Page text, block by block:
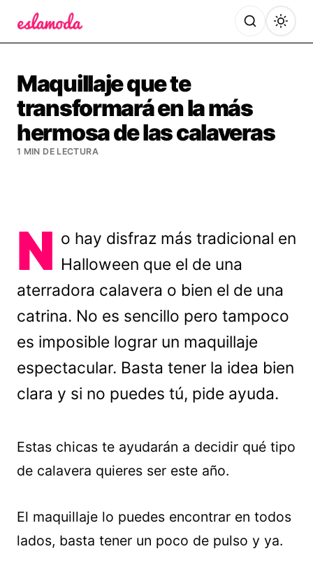
Maquillaje que te
transformará en la más
hermosa de las calaveras
1 MIN DE LECTURA
N o hay disfraz más tradicional en
Halloween que el de una
aterradora calavera o bien el de una
catrina. No es sencillo pero tampoco
es imposible lograr un maquillaje
espectacular. Basta tener la idea bien
clara y si no puedes tú, pide ayuda.
Estas chicas te ayudarán a decidir qué tipo
de calavera quieres ser este año.
El maquillaje lo puedes encontrar en todos
lados, basta tener un poco de pulso y ya.